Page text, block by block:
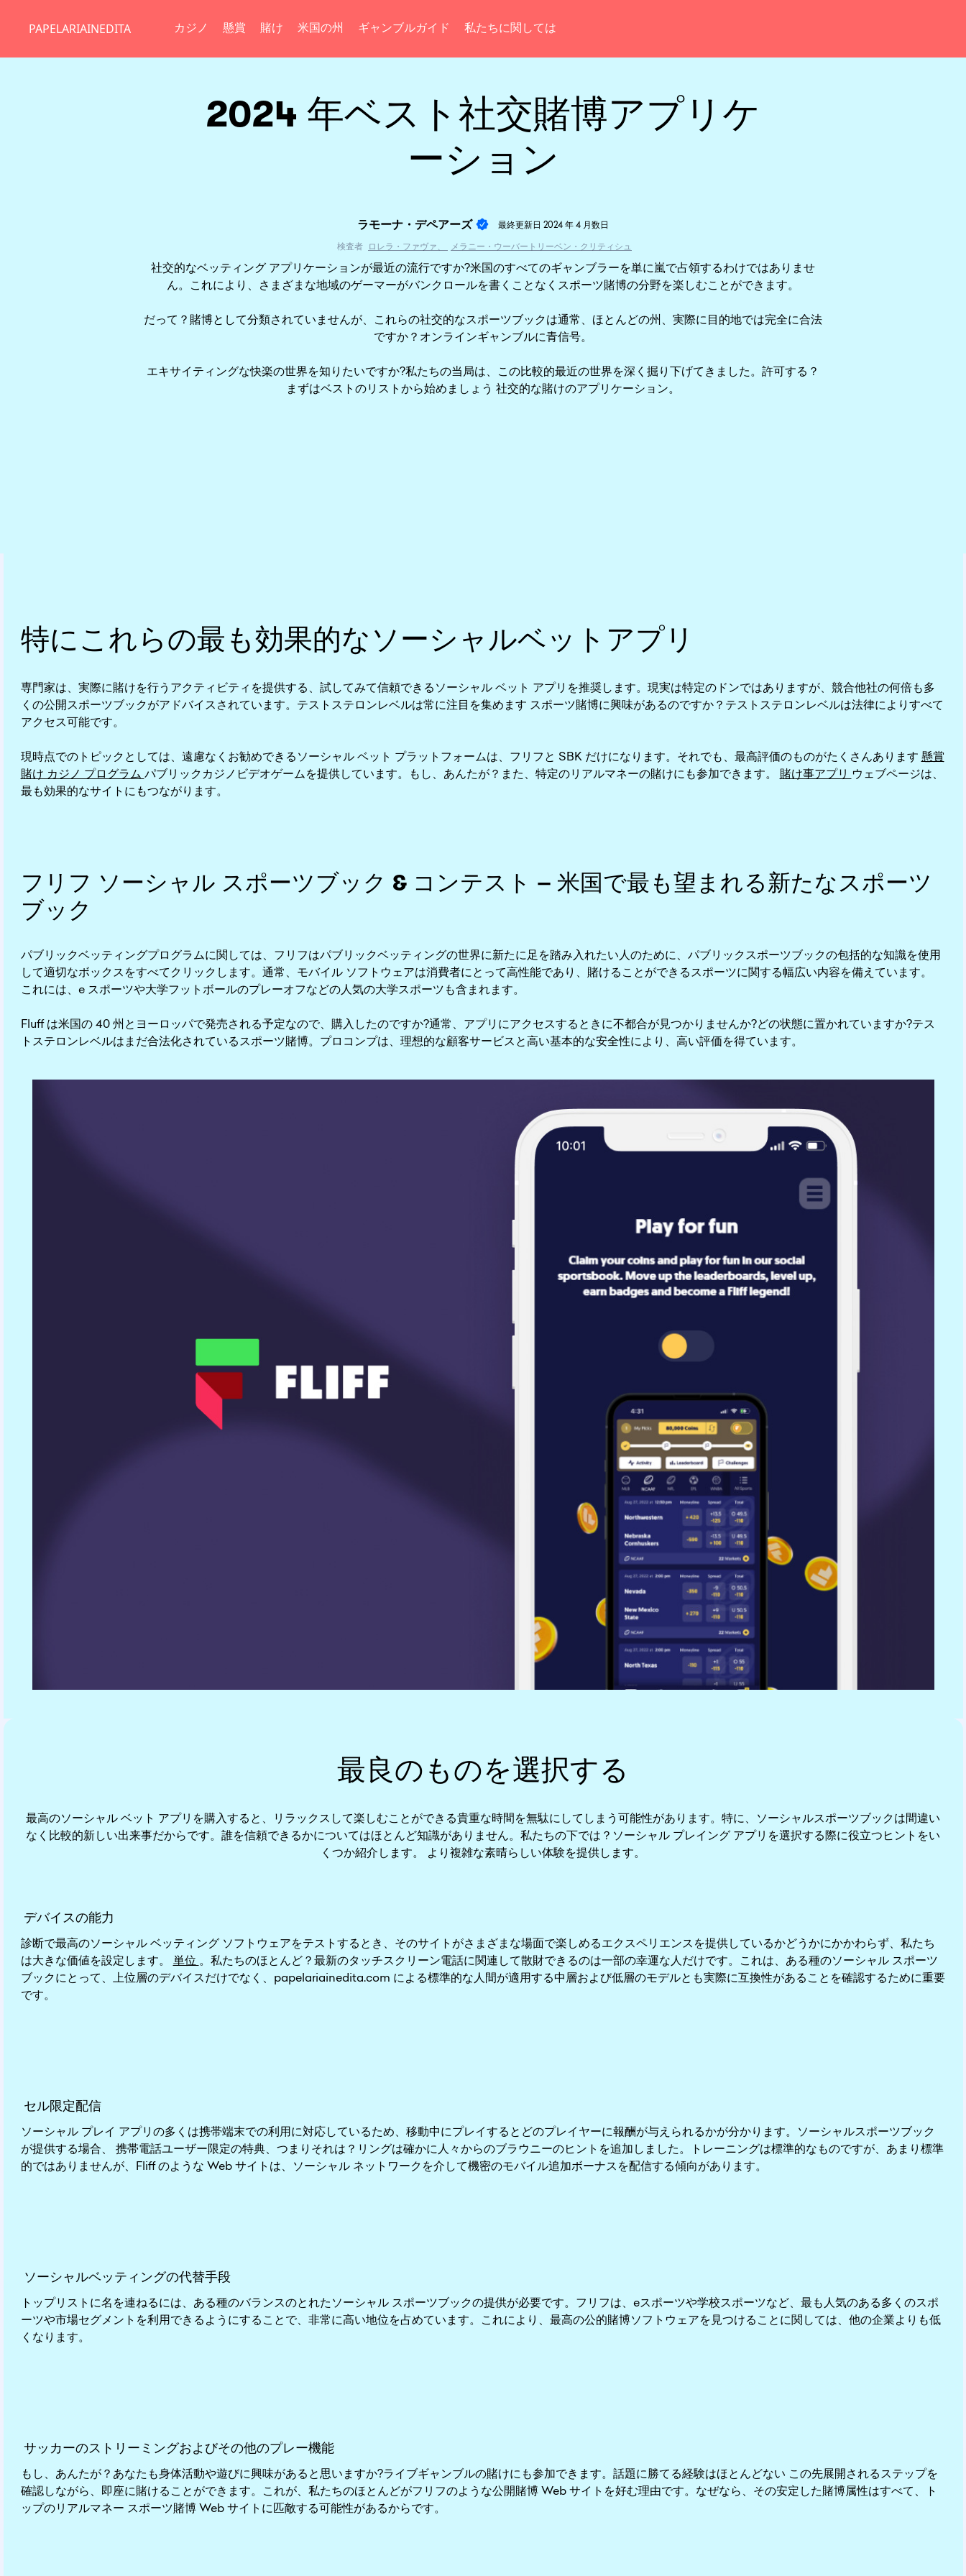
PAPELARIAINEDITA カジノ 懸賞 賭け 米国の州 ギャンブルガイド 私たちに関しては
2024 年ベスト社交賭博アプリケ
ーション
ラモーナ・デペアーズ 最終更新日 2024 年 4 月数日
検査者 ロレラ・ファヴァ、 メラニー・ウーバートリーベン・クリティシュ
社交的なベッティング アプリケーションが最近の流行ですか?米国のすべてのギャンブラーを単に嵐で占領するわけではありませ
ん。これにより、さまざまな地域のゲーマーがバンクロールを書くことなくスポーツ賭博の分野を楽しむことができます。
だって？賭博として分類されていませんが、これらの社交的なスポーツブックは通常、ほとんどの州、実際に目的地では完全に合法
ですか？オンラインギャンブルに青信号。
エキサイティングな快楽の世界を知りたいですか?私たちの当局は、この比較的最近の世界を深く掘り下げてきました。許可する？
まずはベストのリストから始めましょう 社交的な賭けのアプリケーション。
特にこれらの最も効果的なソーシャルベットアプリ
専門家は、実際に賭けを行うアクティビティを提供する、試してみて信頼できるソーシャル ベット アプリを推奨します。現実は特定のドンではありますが、競合他社の何倍も多
くの公開スポーツブックがアドバイスされています。テストステロンレベルは常に注目を集めます スポーツ賭博に興味があるのですか？テストステロンレベルは法律によりすべて
アクセス可能です。
現時点でのトピックとしては、遠慮なくお勧めできるソーシャル ベット プラットフォームは、フリフと SBK だけになります。それでも、最高評価のものがたくさんあります 懸賞
賭け カジノ プログラム パブリックカジノビデオゲームを提供しています。もし、あんたが？また、特定のリアルマネーの賭けにも参加できます。 賭け事アプリ
ウェブページは、
最も効果的なサイトにもつながります。
フリフ ソーシャル スポーツブック & コンテスト – 米国で最も望まれる新たなスポーツ
ブック
パブリックベッティングプログラムに関しては、フリフはパブリックベッティングの世界に新たに足を踏み入れたい人のために、パブリックスポーツブックの包括的な知識を使用
して適切なボックスをすべてクリックします。通常、モバイル ソフトウェアは消費者にとって高性能であり、賭けることができるスポーツに関する幅広い内容を備えています。
これには、e スポーツや大学フットボールのプレーオフなどの人気の大学スポーツも含まれます。
Fluff は米国の 40 州とヨーロッパで発売される予定なので、購入したのですか?通常、アプリにアクセスするときに不都合が見つかりませんか?どの状態に置かれていますか?テス
トステロンレベルはまだ合法化されているスポーツ賭博。プロコンプは、理想的な顧客サービスと高い基本的な安全性により、高い評価を得ています。
最良のものを選択する
最高のソーシャル ベット アプリを購入すると、リラックスして楽しむことができる貴重な時間を無駄にしてしまう可能性があります。特に、ソーシャルスポーツブックは間違い
なく比較的新しい出来事だからです。誰を信頼できるかについてはほとんど知識がありません。私たちの下では？ソーシャル プレイング アプリを選択する際に役立つヒントをい
くつか紹介します。 より複雑な素晴らしい体験を提供します。
診断で最高のソーシャル ベッティング ソフトウェアをテストするとき、そのサイトがさまざまな場面で楽しめるエクスペリエンスを提供しているかどうかにかかわらず、私たち
は大きな価値を設定します。 単位 。私たちのほとんど？最新のタッチスクリーン電話に関連して散財できるのは一部の幸運な人だけです。これは、ある種のソーシャル スポーツ
ブックにとって、上位層のデバイスだけでなく、papelariainedita.com による標準的な人間が適用する中層および低層のモデルとも実際に互換性があることを確認するために重要
です。
セル限定配信
ソーシャル プレイ アプリの多くは携帯端末での利用に対応しているため、移動中にプレイするとどのプレイヤーに報酬が与えられるかが分かります。ソーシャルスポーツブック
が提供する場合、 携帯電話ユーザー限定の特典、つまりそれは？リングは確かに人々からのブラウニーのヒントを追加しました。トレーニングは標準的なものですが、あまり標準
的ではありませんが、Fliff のような Web サイトは、ソーシャル ネットワークを介して機密のモバイル追加ボーナスを配信する傾向があります。
ソーシャルベッティングの代替手段
トップリストに名を連ねるには、ある種のバランスのとれたソーシャル スポーツブックの提供が必要です。フリフは、eスポーツや学校スポーツなど、最も人気のある多くのスポ
ーツや市場セグメントを利用できるようにすることで、非常に高い地位を占めています。これにより、最高の公的賭博ソフトウェアを見つけることに関しては、他の企業よりも低
くなります。
サッカーのストリーミングおよびその他のプレー機能
もし、あんたが？あなたも身体活動や遊びに興味があると思いますか?ライブギャンブルの賭けにも参加できます。話題に勝てる経験はほとんどない この先展開されるステップを
確認しながら、即座に賭けることができます。これが、私たちのほとんどがフリフのような公開賭博 Web サイトを好む理由です。なぜなら、その安定した賭博属性はすべて、ト
ップのリアルマネー スポーツ賭博 Web サイトに匹敵する可能性があるからです。